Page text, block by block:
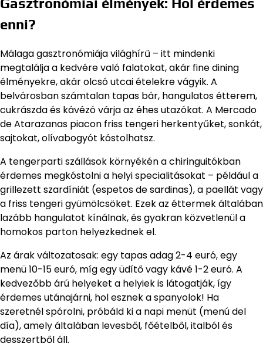
enni?
Málaga gasztronómiája világhírű – itt mindenki
megtalálja a kedvére való falatokat, akár fine dining
élményekre, akár olcsó utcai ételekre vágyik. A
belvárosban számtalan tapas bár, hangulatos étterem,
cukrászda és kávézó várja az éhes utazókat. A Mercado
de Atarazanas piacon friss tengeri herkentyűket, sonkát,
sajtokat, olívabogyót kóstolhatsz.
A tengerparti szállások környékén a chiringuitókban
érdemes megkóstolni a helyi specialitásokat – például a
grillezett szardíniát (espetos de sardinas), a paellát vagy
a friss tengeri gyümölcsöket. Ezek az éttermek általában
lazább hangulatot kínálnak, és gyakran közvetlenül a
homokos parton helyezkednek el.
Az árak változatosak: egy tapas adag 2-4 euró, egy
menü 10-15 euró, míg egy üdítő vagy kávé 1-2 euró. A
kedvezőbb árú helyeket a helyiek is látogatják, így
érdemes utánajárni, hol esznek a spanyolok! Ha
szeretnél spórolni, próbáld ki a napi menüt (menú del
día), amely általában levesből, főételből, italból és
desszertből áll.